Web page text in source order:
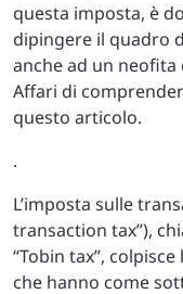
questa imposta, è
dipingere il quadro
anche ad un neofita
Affari di
questo articolo.
.
L’imposta sulle
transaction tax”),
“Tobin tax”,
che hanno come